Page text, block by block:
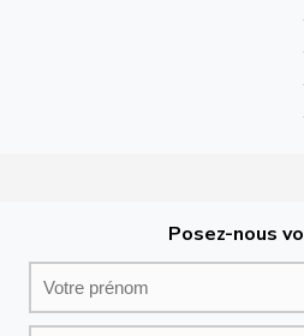
Posez-nous